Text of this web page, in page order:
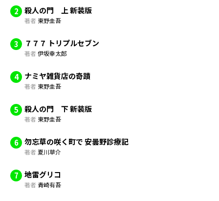
2 殺人の門 上 新装版
著者 東野圭吾
3 ７７７ トリプルセブン
著者 伊坂幸太郎
4 ナミヤ雑貨店の奇蹟
著者 東野圭吾
5 殺人の門 下 新装版
著者 東野圭吾
6 勿忘草の咲く町で 安曇野診療記
著者 夏川草介
7 地雷グリコ
著者 青崎有吾